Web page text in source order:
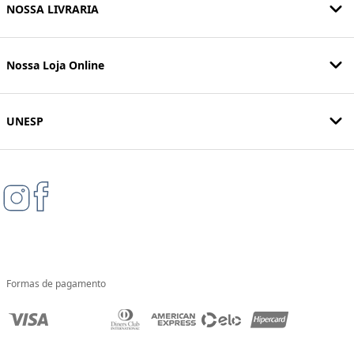
NOSSA LIVRARIA
Nossa Loja Online
UNESP
Formas de pagamento